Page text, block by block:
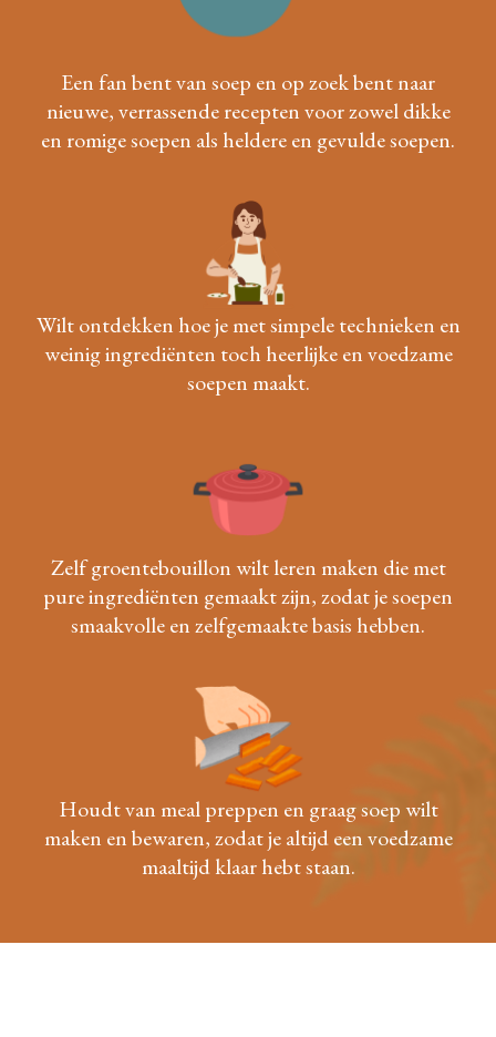
Een fan bent van soep en op zoek bent naar
nieuwe, verrassende recepten voor zowel dikke
en romige soepen als heldere en gevulde soepen.
Wilt ontdekken hoe je met simpele technieken en
weinig ingrediënten toch heerlijke en voedzame
soepen maakt.
Zelf groentebouillon wilt leren maken die met
pure ingrediënten gemaakt zijn, zodat je soepen
smaakvolle en zelfgemaakte basis hebben.
Houdt van meal preppen en graag soep wilt
maken en bewaren, zodat je altijd een voedzame
maaltijd klaar hebt staan.